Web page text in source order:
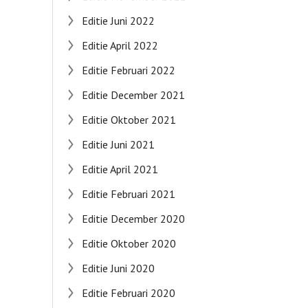
Editie Juni 2022
Editie April 2022
Editie Februari 2022
Editie December 2021
Editie Oktober 2021
Editie Juni 2021
Editie April 2021
Editie Februari 2021
Editie December 2020
Editie Oktober 2020
Editie Juni 2020
Editie Februari 2020